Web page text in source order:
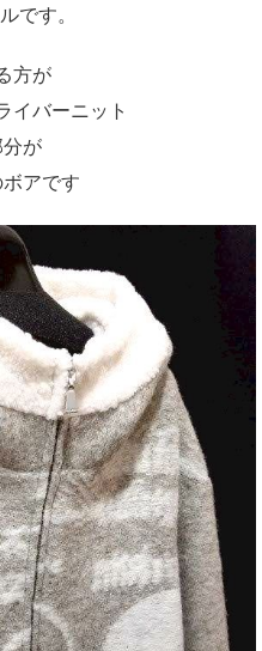
です。
方が
イバーニット
が
アです